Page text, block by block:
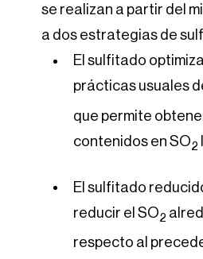
se realizan a partir del
a dos estrategias de
El sulfitado
prácticas usuales
que permite
contenidos en SO2
El sulfitado
reducir el SO2
respecto al